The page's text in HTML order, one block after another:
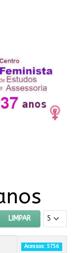
LIMPAR Mostrar #
Acessos: 5756